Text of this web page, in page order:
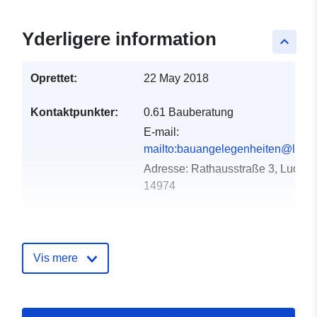
keyboard_arrow_up
Yderligere information
Oprettet: 22 May 2018
Kontaktpunkter:
0.61 Bauberatung
E-mail:
Adresse: Rathausstraße 3,
14974
Vis mere